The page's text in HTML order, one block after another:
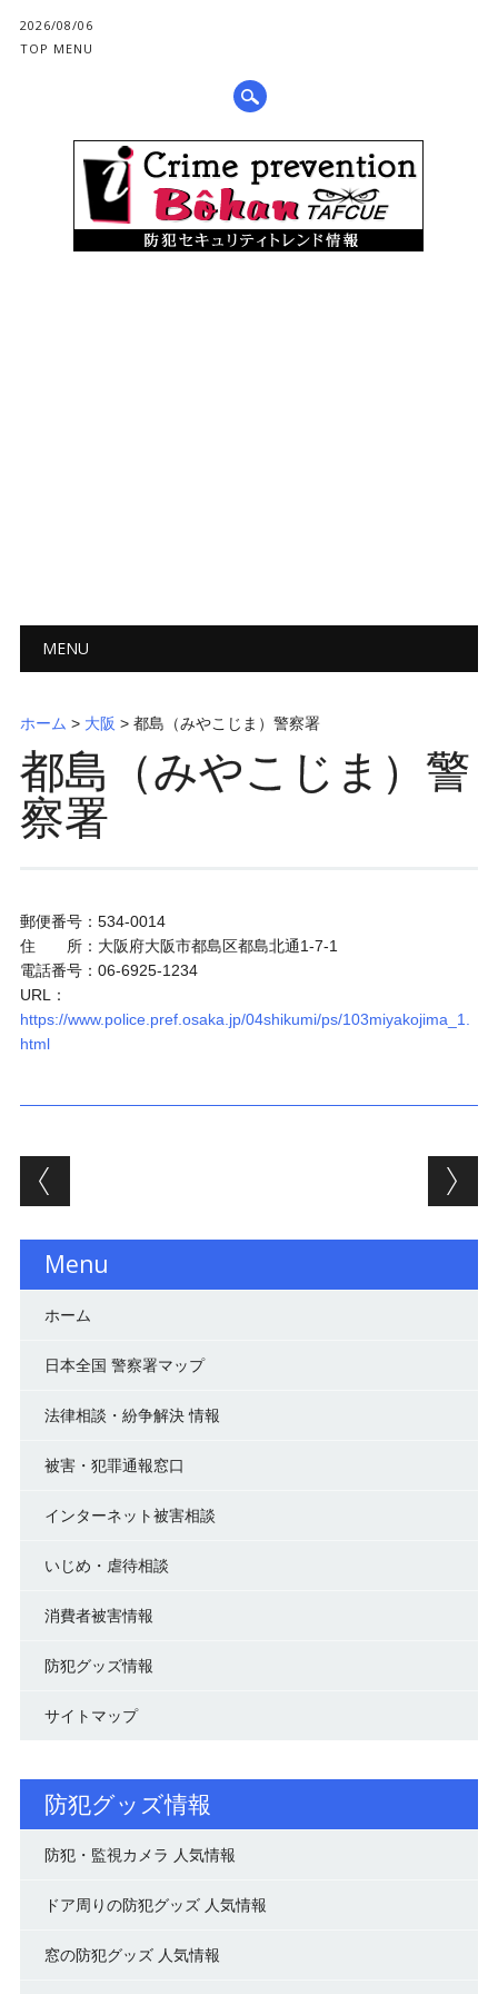
2026/08/06
TOP MENU
メインメニュー
ツ
へ
ス
キ
ッ
MENU
ホーム > 大阪 > 都島（みやこじま）警察署
都島（みやこじま）警
察署
郵便番号：534-0014
住 所：大阪府大阪市都島区都島北通1-7-1
電話番号：06-6925-1234
URL：
https://www.police.pref.osaka.jp/04shikumi/ps/103miyakojima_1.
html
投稿ナビゲーション
Menu
ホーム
日本全国 警察署マップ
法律相談・紛争解決 情報
被害・犯罪通報窓口
インターネット被害相談
いじめ・虐待相談
消費者被害情報
防犯グッズ情報
サイトマップ
防犯グッズ情報
防犯・監視カメラ 人気情報
ドア周りの防犯グッズ 人気情報
窓の防犯グッズ 人気情報